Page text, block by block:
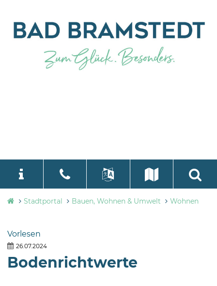
Stadtverwaltung
Bramstedt
Bleeck 15-
24576 Bad
language
Select Language
Stadtportal Bauen, Wohnen & Umwelt Wohnen
Vorlesen
26.07.2024
Bodenrichtwerte